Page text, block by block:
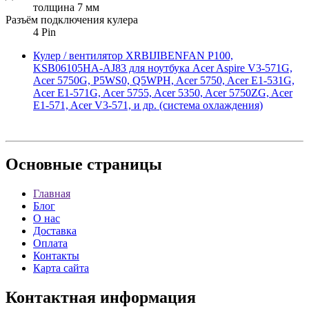
толщина 7 мм
Разъём подключения кулера
4 Pin
Кулер / вентилятор XRBIJIBENFAN P100,
KSB06105HA-AJ83 для ноутбука Acer Aspire V3-571G,
Acer 5750G, P5WS0, Q5WPH, Acer 5750, Acer E1-531G,
Acer E1-571G, Acer 5755, Acer 5350, Acer 5750ZG, Acer
E1-571, Acer V3-571, и др. (система охлаждения)
Основные страницы
Главная
Блог
О нас
Доставка
Оплата
Контакты
Карта сайта
Контактная информация